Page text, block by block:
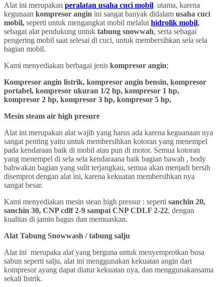
Alat ini merupakan peralatan usaha cuci mobil utama, karena
kegunaan kompresor angin ini sangat banyak didalam usaha cuci
mobil, seperti untuk mengangkat mobil melalui hidrolik mobil,
sebagai alat pendukung untuk tabung snowwah, serta sebagai
pengering mobil saat selesai di cuci, untuk membersihkan sela sela
bagian mobil.
Kami menyediakan berbagai jenis kompresor angin;
Kompresor angin listrik, kompresor angin bensin, kompresor
portabel, kompresor ukuran 1/2 hp, kompresor 1 hp,
kompresor 2 hp, kompresor 3 hp, kompresor 5 hp,
Mesin steam air high presure
Alat ini merupakan alat wajib yang harus ada karena keguanaan nya
sangat penting yaitu untuk membersihkan kotoran yang menempel
pada kendaraan baik di mobil atau pun di motor. Semua kotoran
yang menempel di sela sela kendaraana baik bagian bawah , body
bahwakan bagian yang sulit terjangkau, semua akan menjadi bersih
disemprot dengan alat ini, karena kekuatan membersihkan nya
sangat besar.
Kami menyediakan mesin stean high pressur : seperti sanchin 20,
sanchin 30, CNP cdlf 2-9 sampai CNP CDLF 2-22, dengan
kualitas di jamin bagus dan memuaskan.
Alat Tabung Snowwash / tabung salju
Alat ini merupaka alat yang berguna untuk menyemprotkan busa
sabun seperti salju, alat ini menggunakan kekuatan angin dari
kompresor ayang dapat diatur kekuatan nya, dan menggunakansama
sekali listrik.